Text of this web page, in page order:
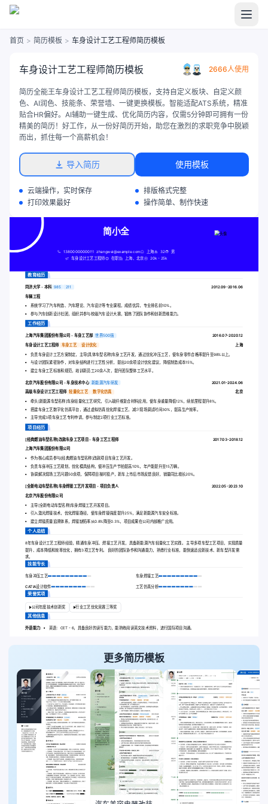
首页 > 简历模板 > 车身设计工艺工程师简历模板
车身设计工艺工程师简历模板 2666人使用
简历全能王车身设计工艺工程师简历模板，支持自定义板块、自定义颜
色、AI润色、技能条、荣誉墙、一键更换模板。智能适配ATS系统，精准
贴合HR偏好。AI辅助一键生成、优化简历内容，仅需5分钟即可拥有一份
精美的简历！好工作，从一份好简历开始，助您在激烈的求职竞争中脱颖
而出，抓住每一个高薪机会！
导入简历 使用模板
云端操作，实时保存
排版格式完整
打印效果最好
操作简单、制作快速
简小全
13800000000 zhangwei@example.com 上海 32
男
车身设计工艺工程师
在职 上海、北京 20k - 25k
教育经历
同济大学 - 本科 985 211
2012.09-2016.06
车辆工程
系统学习了汽车构造、汽车理论、汽车设计等专业课程，成绩优异，专业排名前10%。
参与汽车创新设计社团，组织并参与校级汽车设计大赛，锻炼了团队协作和创新思维能力。
工作经历
上海汽车集团股份有限公司 - 车身工艺部 世界500强
2016.07-2020.12
车身设计工艺工程师 车身工艺 设计优化
上海
负责车身设计工艺方案制定，主导[具体车型名称]车身工艺开发，通过优化冲压工艺，使车身零件合格率提升至98%以上。
与设计团队紧密协作，对车身结构进行工艺性分析，提出20余项设计优化建议，降低制造成本15%。
建立车身工艺标准和规范，培训新员工20余人次，提升团队整体工艺水平。
北京汽车股份有限公司 - 车身技术中心 新能源汽车研发 2021.01-2024.06
高级车身设计工艺工程师 轻量化工艺 数字化仿真
北京
牵头[新能源车型名称]车身轻量化工艺研究，引入碳纤维复合材料应用，使车身重量降低12%，续航里程提升8%。
搭建车身工艺数字化仿真平台，通过虚拟仿真优化焊接工艺，减少现场调试时间30%，提高生产效率。
主导完成3项车身工艺专利申请，参与制定2项行业工艺标准。
项目经历
[经典燃油车型名称]改款车身工艺项目 - 车身工艺工程师 2017.03-2018.12
上海汽车集团股份有限公司
作为核心成员参与[经典燃油车型名称]改款项目车身工艺开发。
负责车身冲压工艺规划，优化模具结构，使冲压生产节拍提高10%，年产能提升至15万辆。
协调解决现场工艺问题50余项，保障项目按时投产，新车上市后市场反馈良好，销量同比增长20%。
[全新电动车型名称]车身焊接工艺开发项目 - 项目负责人 2022.05-2023.10
北京汽车股份有限公司
主导[全新电动车型名称]车身焊接工艺开发项目。
引入激光焊接技术，优化焊接路径，使车身焊接强度提升25%，满足新能源汽车安全标准。
建立焊接质量追溯体系，焊接缺陷率从0.8%降至0.3%，项目成果在公司内部推广应用。
个人总结
8年车身设计工艺工程师经验，精通车身冲压、焊接工艺开发，具备新能源汽车轻量化工艺实践。 主导多项车型工艺项目，实现质量
提升、成本降低和效率优化，拥有3项工艺专利。 良好的团队协作和沟通能力，熟悉行业标准，能快速适应新技术、新车型开发需
求。
技能专长
车身冲压工艺 车身焊接工艺
CATIA设计软件 工艺仿真分析
荣誉奖项
公司年度技术创新奖 行业工艺优化竞赛三等奖
其他信息
外语能力: 英语：CET - 6，具备良好的读写能力，能熟练阅读英文技术资料，进行国际项目沟通。
更多简历模板